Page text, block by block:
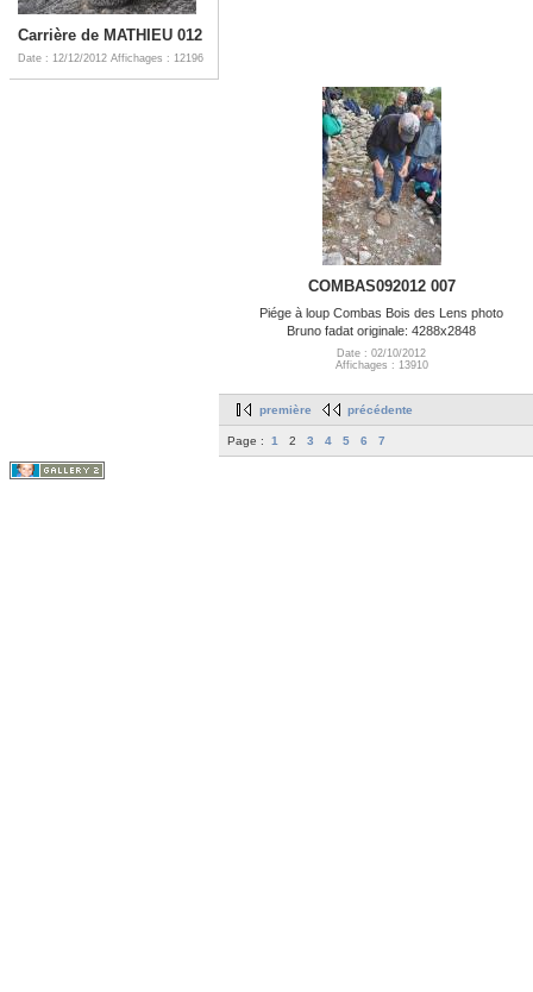
Carrière de MATHIEU 012
Date : 12/12/2012 Affichages : 12196
COMBAS092012 007
Piége à loup Combas Bois des Lens photo
Bruno fadat originale: 4288x2848
Date : 02/10/2012
Affichages : 13910
première précédente
Page : 1 2 3 4 5 6 7